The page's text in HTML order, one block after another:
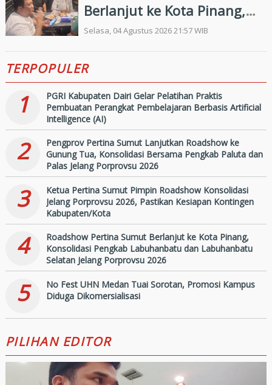
Berlanjut ke Kota Pinang,
Konsolidasi Pengkab
Labuhanbatu dan
Labuhanbatu Selatan Jelang
Porprovsu 2026
Selasa, 04 Agustus 2026 21:57 WIB
TERPOPULER
1
PGRI Kabupaten Dairi Gelar Pelatihan Praktis
Pembuatan Perangkat Pembelajaran Berbasis Artificial
Intelligence (AI)
2
Pengprov Pertina Sumut Lanjutkan Roadshow ke
Gunung Tua, Konsolidasi Bersama Pengkab Paluta dan
Palas Jelang Porprovsu 2026
3
Ketua Pertina Sumut Pimpin Roadshow Konsolidasi
Jelang Porprovsu 2026, Pastikan Kesiapan Kontingen
Kabupaten/Kota
4
Roadshow Pertina Sumut Berlanjut ke Kota Pinang,
Konsolidasi Pengkab Labuhanbatu dan Labuhanbatu
Selatan Jelang Porprovsu 2026
5
No Fest UHN Medan Tuai Sorotan, Promosi Kampus
Diduga Dikomersialisasi
PILIHAN EDITOR